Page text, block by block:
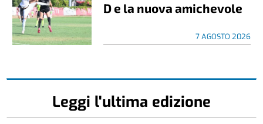
D e la nuova amichevole
7 AGOSTO 2026
Leggi l'ultima edizione